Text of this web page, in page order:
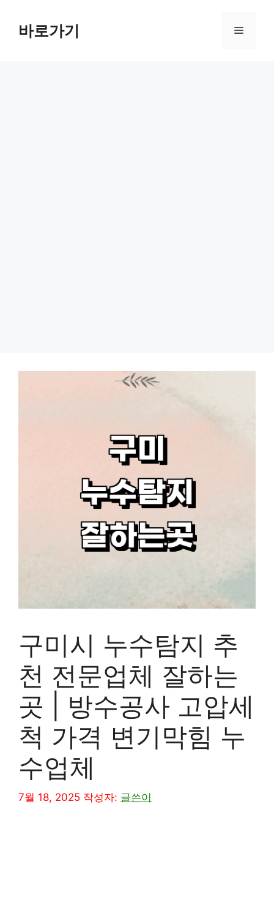
바로가기 메
구미시 누수탐지 추
천 전문업체 잘하는
곳 | 방수공사 고압세
척 가격 변기막힘 누
수업체
7월 18, 2025 작성자: 글쓴이